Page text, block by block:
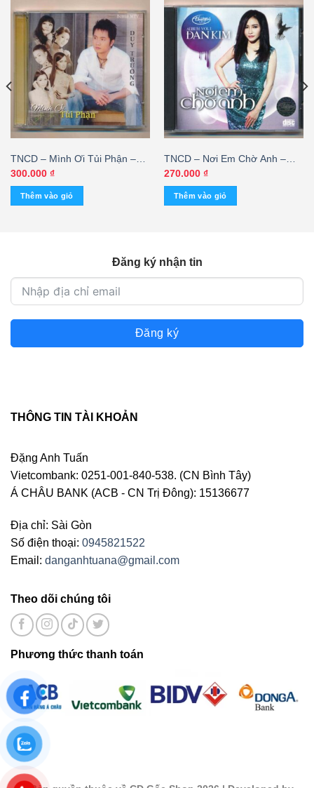
TNCD – Mình Ơi Tủi Phận –
Duy Trường (2 Disc) KGTUS
300.000 ₫
Thêm vào giỏ
TNCD – Nơi Em Chờ Anh –
Đan Kim
270.000 ₫
Thêm vào giỏ
Đăng ký nhận tin
Đăng ký
THÔNG TIN TÀI KHOẢN
Đặng Anh Tuấn
Vietcombank: 0251-001-840-538. (CN Bình Tây)
Á CHÂU BANK (ACB - CN Trị Đông): 15136677
Địa chỉ: Sài Gòn
Số điện thoại: 0945821522
Email: danganhtuana@gmail.com
Theo dõi chúng tôi
Phương thức thanh toán